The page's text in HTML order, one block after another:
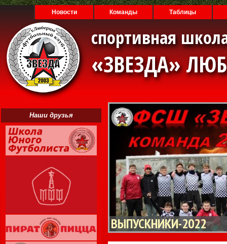
Новости Команды Таблицы
спортивная
«ЗВЕЗДА»
Наши друзья
ВЫПУСКНИКИ-2022